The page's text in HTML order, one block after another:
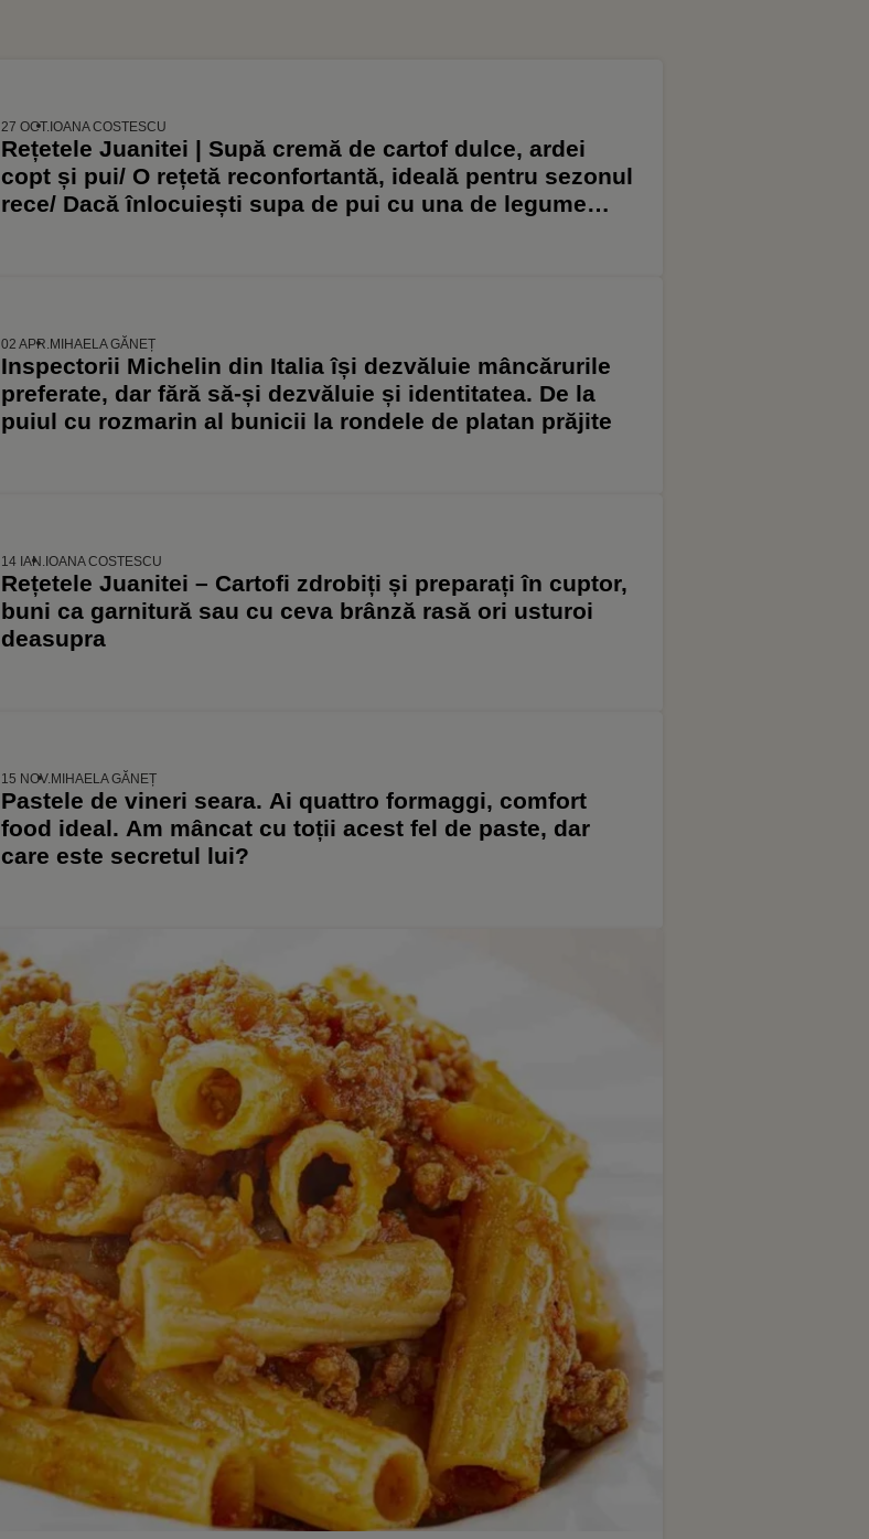
27 OCT. IOANA COSTESCU
Rețetele Juanitei | Supă cremă de cartof dulce, ardei
copt și pui/ O rețetă reconfortantă, ideală pentru sezonul
rece/ Dacă înlocuiești supa de pui cu una de legume
02 APR.MIHAELA GĂNEȚ
Inspectorii Michelin din Italia își dezvăluie mâncărurile
preferate, dar fără să-și dezvăluie și identitatea. De la
puiul cu rozmarin al bunicii la rondele de platan prăjite
14 IAN. IOANA COSTESCU
Rețetele Juanitei – Cartofi zdrobiți și preparați în cuptor,
buni ca garnitură sau cu ceva brânză rasă ori usturoi
deasupra
15 NOV.MIHAELA GĂNEȚ
Pastele de vineri seara. Ai quattro formaggi, comfort
food ideal. Am mâncat cu toții acest fel de paste, dar
care este secretul lui?